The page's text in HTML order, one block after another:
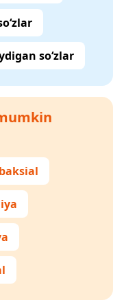
so‘zlar